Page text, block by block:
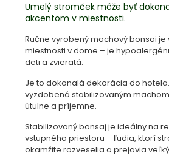
Umelý stromček môže byť
akcentom v miestnosti.
Ručne vyrobený machový bonsai je
miestnosti v dome – je
deti a zvieratá.
Je to dokonalá dekorácia do
vyzdobená stabilizovaným
útulne a príjemne.
Stabilizovaný bonsaj je ideálny na
vstupného priestoru – ľudia, ktorí
okamžite rozveselia a prejavia